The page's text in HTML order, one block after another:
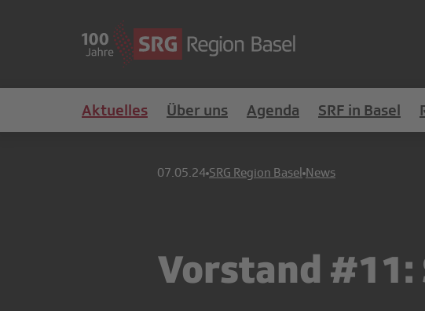
Aktuelles Über uns Agenda SRF in Basel
07.05.24 SRG Region Basel News
Vorstand #11: